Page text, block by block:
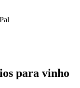
para vinho